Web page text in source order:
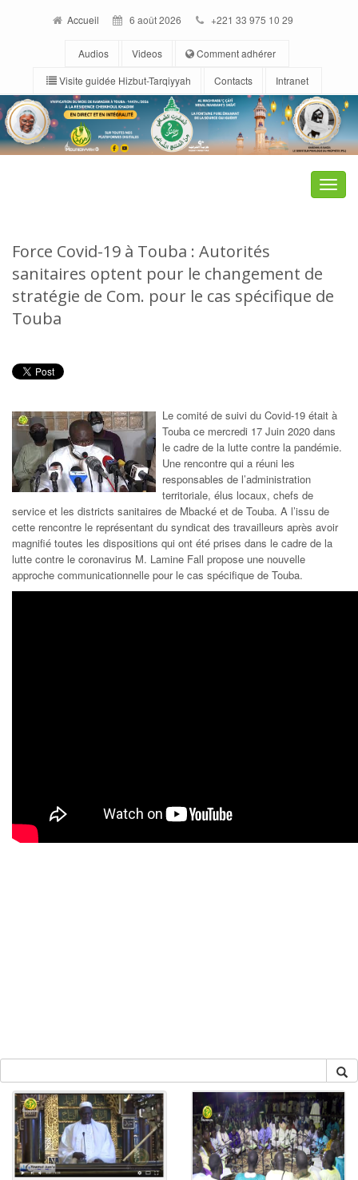
Accueil 6 août 2026 +221 33 975 10 29
Audios Videos
Comment adhérer
Visite guidée Hizbut-Tarqiyyah
Contacts Intranet
Toggle
Force Covid-19 à Touba : Autorités
sanitaires optent pour le changement de
stratégie de Com. pour le cas spécifique de
Touba
Le comité de suivi du Covid-19 était à
Touba ce mercredi 17 Juin 2020 dans
le cadre de la lutte contre la pandémie.
Une rencontre qui a réuni les
responsables de l’administration
territoriale, élus locaux, chefs de
service et les districts sanitaires de Mbacké et de Touba. A l’issu de
cette rencontre le représentant du syndicat des travailleurs après avoir
magnifié toutes les dispositions qui ont été prises dans le cadre de la
lutte contre le coronavirus M. Lamine Fall propose une nouvelle
approche communicationnelle pour le cas spécifique de Touba.